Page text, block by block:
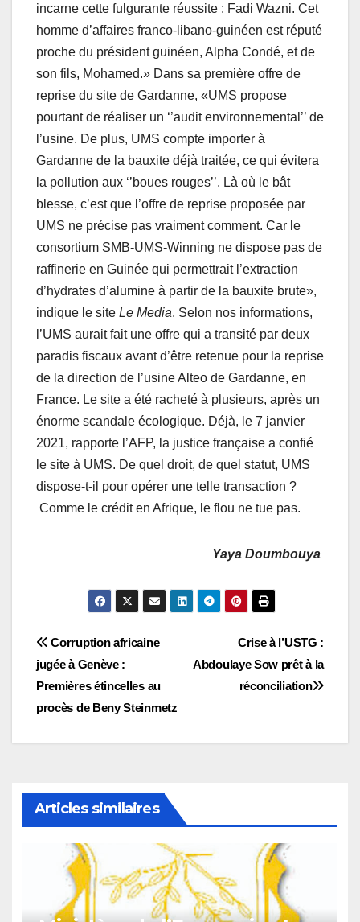
incarne cette fulgurante réussite : Fadi Wazni. Cet
homme d’affaires franco-libano-guinéen est réputé
proche du président guinéen, Alpha Condé, et de
son fils, Mohamed.» Dans sa première offre de
reprise du site de Gardanne, «UMS propose
pourtant de réaliser un ‘’audit environnemental’’ de
l’usine. De plus, UMS compte importer à
Gardanne de la bauxite déjà traitée, ce qui évitera
la pollution aux ‘’boues rouges’’. Là où le bât
blesse, c’est que l’offre de reprise proposée par
UMS ne précise pas vraiment comment. Car le
consortium SMB-UMS-Winning ne dispose pas de
raffinerie en Guinée qui permettrait l’extraction
d’hydrates d’alumine à partir de la bauxite brute»,
indique le site Le Media. Selon nos informations,
l’UMS aurait fait une offre qui a transité par deux
paradis fiscaux avant d’être retenue pour la reprise
de la direction de l’usine Alteo de Gardanne, en
France. Le site a été racheté à plusieurs, après un
énorme scandale écologique. Déjà, le 7 janvier
2021, rapporte l’AFP, la justice française a confié
le site à UMS. De quel droit, de quel statut, UMS
dispose-t-il pour opérer une telle transaction ?
Comme le crédit en Afrique, le flou ne tue pas.
Yaya Doumbouya
Navigation
de
l’article
Crise à l’USTG :
Abdoulaye Sow prêt à la
réconciliation
Corruption africaine
jugée à Genève :
Premières étincelles au
procès de Beny Steinmetz
Articles similaires